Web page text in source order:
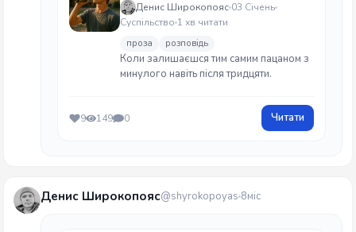
Денис Широкопояс 03 Січень
Суспільство 1 хв читати
проза розповідь
Коли залишаєшся тим самим пацаном з
минулого навіть після тридцяти.
9 149 0 Читати
Денис Широкопояс@shyrokopoyas 8міс